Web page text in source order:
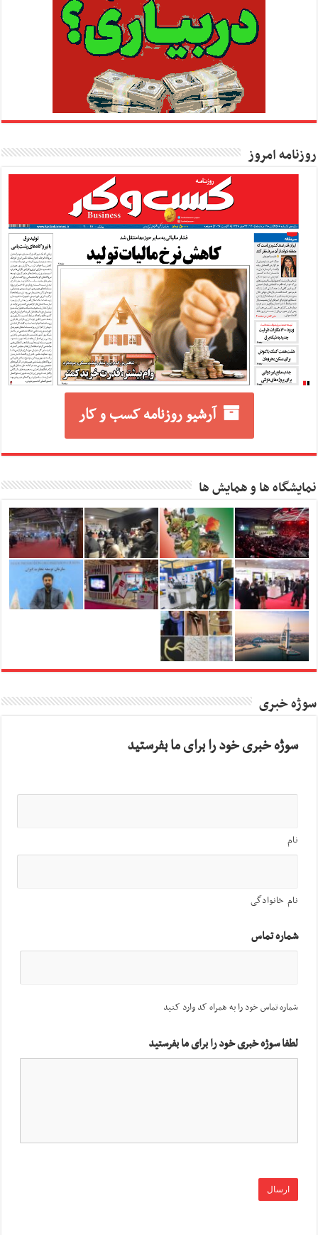
روزنامه امروز
آرشیو روزنامه کسب و کار
نمایشگاه ها و همایش ها
سوژه خبری
سوژه خبری خود را برای ما بفرستید
نام
نام خانوادگی
شماره تماس
شماره تماس خود را به همراه کد وارد کنید
لطفا سوژه خبری خود را برای ما بفرستید